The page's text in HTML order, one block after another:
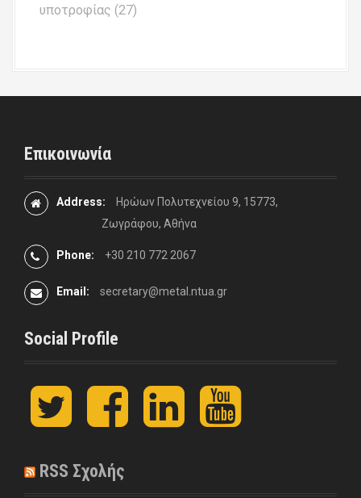
υποτροφίας (27)
Επικοινωνία
Address:
Ηρώων Πολυτεχνείου 9, 15773,
Ζωγράφου, Αθήνα
Phone: +30 210 772 2067
Email: secretary@metal.ntua.gr
Social Profile
t
i
e
r
F
c
o
L
n
I
y
u
e
RSS Σχολής